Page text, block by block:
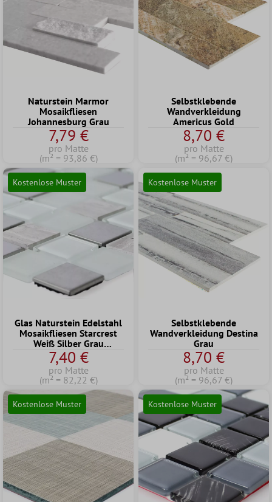
Naturstein Marmor
Mosaikfliesen
Johannesburg Grau
7,79 €
pro Matte
(m² = 93,86 €)
Selbstklebende
Wandverkleidung
Americus Gold
8,70 €
pro Matte
(m² = 96,67 €)
Kostenlose Muster
Glas Naturstein Edelstahl
Mosaikfliesen Starcrest
Weiß Silber Grau
Selbstklebend
7,40 €
pro Matte
(m² = 82,22 €)
Kostenlose Muster
Selbstklebende
Wandverkleidung Destina
Grau
8,70 €
pro Matte
(m² = 96,67 €)
Kostenlose Muster Kostenlose Muster